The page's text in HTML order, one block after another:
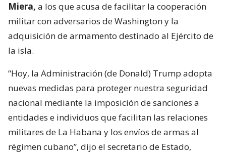
Miera, a los que acusa de facilitar la cooperación
militar con adversarios de Washington y la
adquisición de armamento destinado al Ejército de
la isla.
“Hoy, la Administración (de Donald) Trump adopta
nuevas medidas para proteger nuestra seguridad
nacional mediante la imposición de sanciones a
entidades e individuos que facilitan las relaciones
militares de La Habana y los envíos de armas al
régimen cubano”, dijo el secretario de Estado,